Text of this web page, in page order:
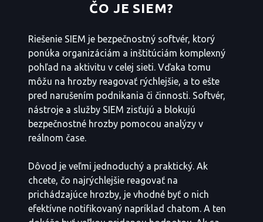
ČO JE SIEM?
Riešenie SIEM je bezpečnostný softvér, ktorý
ponúka organizáciám a inštitúciám komplexný
pohľad na aktivitu v celej sieti. Vďaka tomu
môžu na hrozby reagovať rýchlejšie, a to ešte
pred narušením podnikania či činnosti. Softvér,
nástroje a služby SIEM zisťujú a blokujú
bezpečnostné hrozby pomocou analýzy v
reálnom čase.
Dôvod je veľmi jednoduchý a praktický. Ak
chcete, čo najrýchlejšie reagovať na
prichádzajúce hrozby, je vhodné byť o nich
efektívne notifikovaný napríklad chatom. A ten